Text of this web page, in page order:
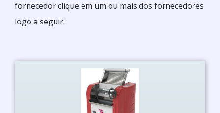
fornecedor clique em um ou mais dos fornecedores
logo a seguir: